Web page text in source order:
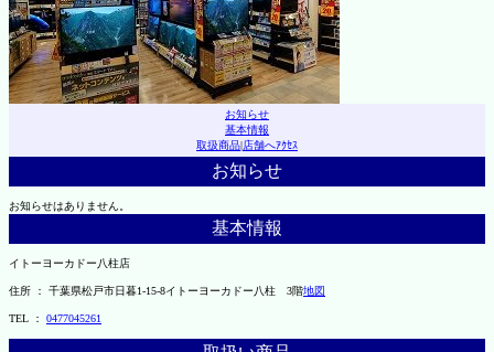
お知らせ
基本情報
取扱商品|店舗へｱｸｾｽ
お知らせ
お知らせはありません。
基本情報
イトーヨーカドー八柱店
住所 ： 千葉県松戸市日暮1-15-8イトーヨーカドー八柱 3階地図
TEL ： 0477045261